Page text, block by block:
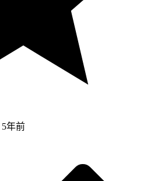
5年前